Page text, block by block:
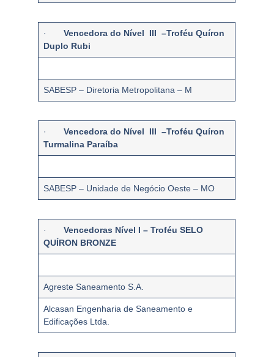
· Vencedora do Nível III –Troféu Quíron
Duplo Rubi
SABESP – Diretoria Metropolitana – M
· Vencedora do Nível III –Troféu Quíron
Turmalina Paraíba
SABESP – Unidade de Negócio Oeste – MO
· Vencedoras Nível I – Troféu SELO
QUÍRON BRONZE
Agreste Saneamento S.A.
Alcasan Engenharia de Saneamento e
Edificações Ltda.